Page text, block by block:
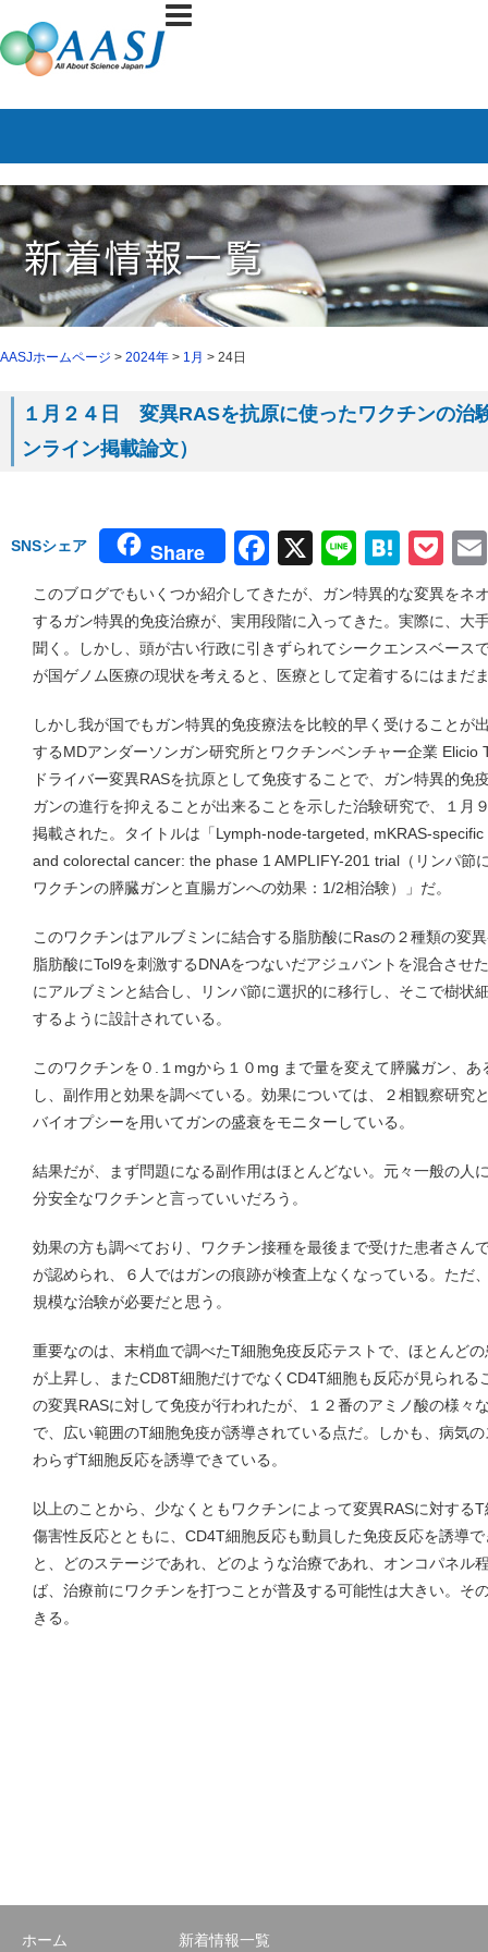
AASJホームページ > 2024年 > 1月 > 24日
１月２４日 変異RASを抗原に使ったワクチンの治
ンライン掲載論文）
SNSシェア Share Facebook
X Line
このブログでもいくつか紹介してきたが、ガン特異的な変異をネ
するガン特異的免疫治療が、実用段階に入ってきた。実際に、大
聞く。しかし、頭が古い行政に引きずられてシークエンスベース
が国ゲノム医療の現状を考えると、医療として定着するにはまだ
しかし我が国でもガン特異的免疫療法を比較的早く受けることが
するMDアンダーソンガン研究所とワクチンベンチャー企業
ドライバー変異RASを抗原として免疫することで、ガン特異的免
ガンの進行を抑えることが出来ることを示した治験研究で、１月
掲載された。タイトルは「Lymph-node-targeted, mKRAS-
and colorectal cancer: the phase 1 AMPLIFY-201 trial（リンパ節
ワクチンの膵臓ガンと直腸ガンへの効果：1/2相治験）」だ。
このワクチンはアルブミンに結合する脂肪酸にRasの２種類の変
脂肪酸にTol9を刺激するDNAをつないだアジュバントを混合させ
にアルブミンと結合し、リンパ節に選択的に移行し、そこで樹状
するように設計されている。
このワクチンを０.１mgから１０mg まで量を変えて膵臓ガン、
し、副作用と効果を調べている。効果については、２相観察研究
バイオプシーを用いてガンの盛衰をモニターしている。
結果だが、まず問題になる副作用はほとんどない。元々一般の人
分安全なワクチンと言っていいだろう。
効果の方も調べており、ワクチン接種を最後まで受けた患者さん
が認められ、６人ではガンの痕跡が検査上なくなっている。ただ
規模な治験が必要だと思う。
重要なのは、末梢血で調べたT細胞免疫反応テストで、ほとんど
が上昇し、またCD8T細胞だけでなくCD4T細胞も反応が見られる
の変異RASに対して免疫が行われたが、１２番のアミノ酸の様々
で、広い範囲のT細胞免疫が誘導されている点だ。しかも、病気
わらずT細胞反応を誘導できている。
以上のことから、少なくともワクチンによって変異RASに対する
傷害性反応とともに、CD4T細胞反応も動員した免疫反応を誘導
と、どのステージであれ、どのような治療であれ、オンコパネル
ば、治療前にワクチンを打つことが普及する可能性は大きい。そ
きる。
ホーム 新着情報一覧